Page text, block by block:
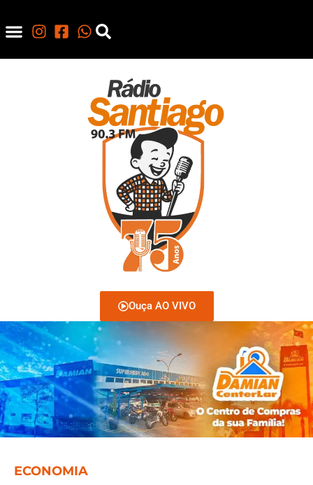
Ouça AO VIVO
ECONOMIA